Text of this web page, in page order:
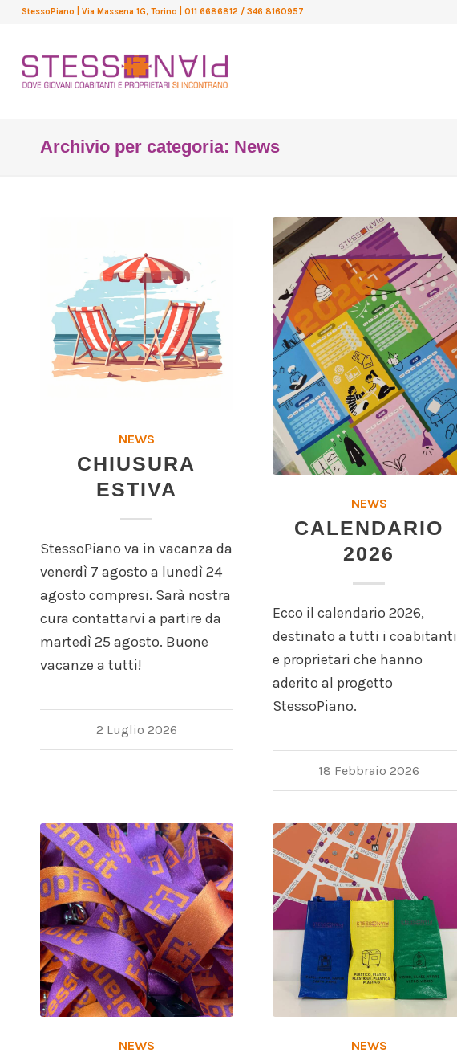
StessoPiano | Via Massena 1G, Torino | 011 6686812 / 346 8160957
Archivio per categoria: News
NEWS
CHIUSURA
ESTIVA
StessoPiano va in vacanza da
venerdì 7 agosto a lunedì 24
agosto compresi. Sarà nostra
cura contattarvi a partire da
martedì 25 agosto. Buone
vacanze a tutti!
2 Luglio 2026
NEWS
CALENDARIO
2026
Ecco il calendario 2026,
destinato a tutti i coabitanti
e proprietari che hanno
aderito al progetto
StessoPiano.
18 Febbraio 2026
NEWS NEWS